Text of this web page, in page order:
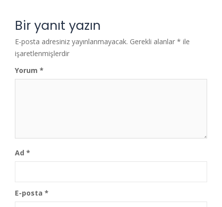
Bir yanıt yazın
E-posta adresiniz yayınlanmayacak. Gerekli alanlar * ile
işaretlenmişlerdir
Yorum *
Ad *
E-posta *